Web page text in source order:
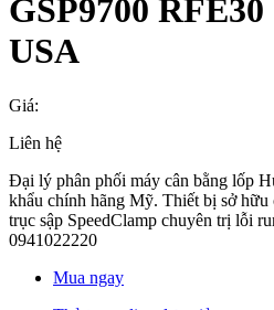
GSP9700
USA
Giá:
Liên hệ
Đại lý phân phối máy cân bằng lốp
khẩu chính hãng Mỹ. Thiết bị sở hữu
trục sập SpeedClamp chuyên trị lỗi
0941022220
Mua ngay